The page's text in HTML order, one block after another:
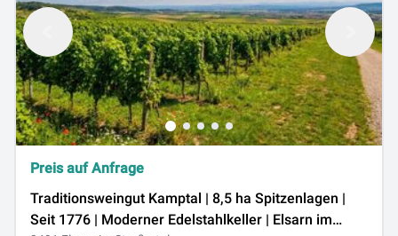
Preis auf Anfrage
Traditionsweingut Kamptal | 8,5 ha Spitzenlagen |
Seit 1776 | Moderner Edelstahlkeller | Elsarn im